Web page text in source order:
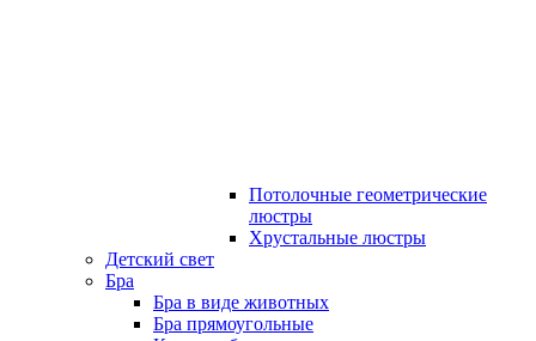
Потолочные геометрические
люстры
Хрустальные люстры
Детский свет
Бра
Бра в виде животных
Бра прямоугольные